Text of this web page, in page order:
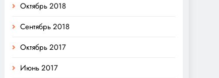
Октябрь 2018
Сентябрь 2018
Октябрь 2017
Июнь 2017